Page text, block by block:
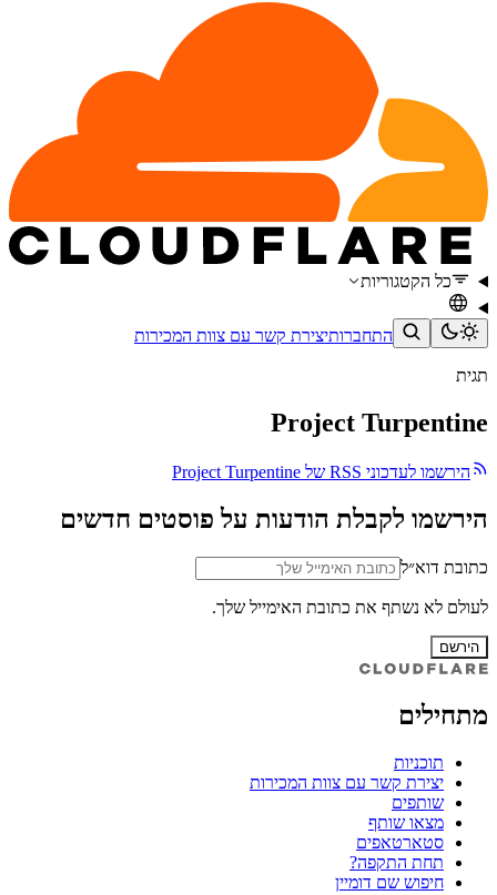
כל הקטגוריות
התחברותיצירת קשר עם צוות המכירות
תגית
Project Turpentine
הירשמו לעדכוני RSS של Project Turpentine
הירשמו לקבלת הודעות על פוסטים חדשים
כתובת דוא״ל
לעולם לא נשתף את כתובת האימייל שלך.
הירשם
מתחילים
תוכניות
יצירת קשר עם צוות המכירות
שותפים
מצאו שותף
סטארטאפים
תחת התקפה?
חיפוש שם דומיין